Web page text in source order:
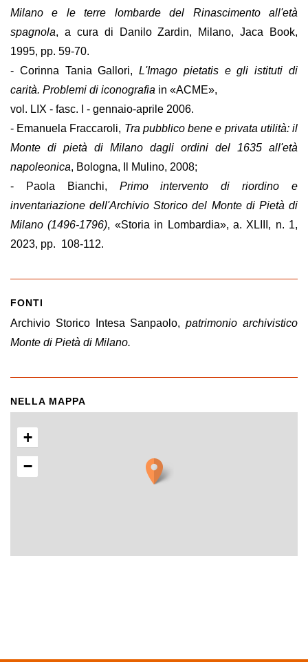
Milano e le terre lombarde del Rinascimento all'età
spagnola, a cura di Danilo Zardin, Milano, Jaca Book,
1995, pp. 59-70.
- Corinna Tania Gallori,L'Imago pietatis e gli istituti di
carità. Problemi di iconografia in «ACME»,
vol. LIX - fasc. I - gennaio-aprile 2006.
- Emanuela Fraccaroli, Tra pubblico bene e privata utilità: il
Monte di pietà di Milano dagli ordini del 1635 all'età
napoleonica, Bologna, Il Mulino, 2008;
- Paola Bianchi, Primo intervento di riordino e
inventariazione dell'Archivio Storico del Monte di Pietà di
Milano (1496-1796), «Storia in Lombardia», a. XLIII, n. 1,
2023, pp. 108-112.
FONTI
Archivio Storico Intesa Sanpaolo,patrimonio archivistico
Monte di Pietà di Milano.
NELLA MAPPA
+
−